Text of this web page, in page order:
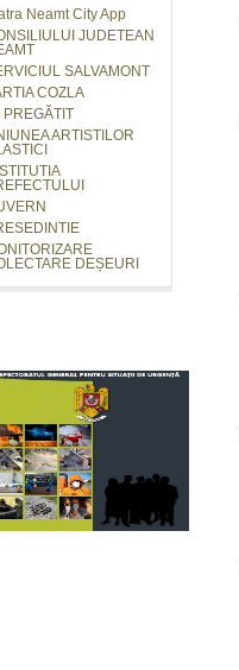
Neamt City App
JUDETEAN
SALVAMONT
COZLA
PREGĂTIT
ARTISTILOR
DEȘEURI